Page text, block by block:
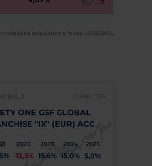
calculados a fecha 05/06/2025
CNMV: 734
ONE GSF GLOBAL
"IX" (EUR) ACC
2022
-13,5%
2023
15,6%
2024
15,0%
2025
5,0%